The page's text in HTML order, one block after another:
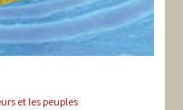
et les peuples